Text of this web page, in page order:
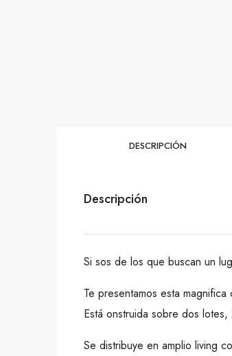
DESCRIPCIÓN
Descripción
Si sos de los que buscan un
Te presentamos esta
Está onstruida sobre dos
Se distribuye en amplio living